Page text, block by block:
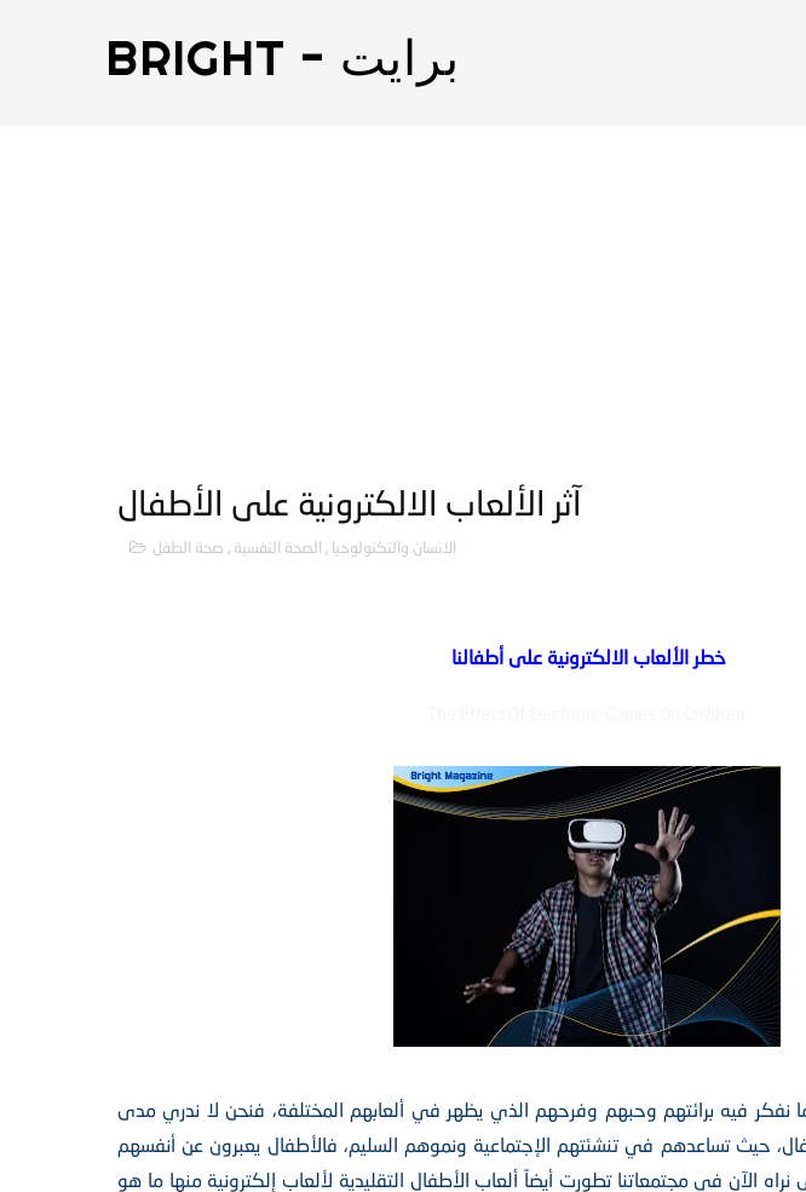
BRIGHT - برايت
آثر الألعاب الالكترونية على الأطفال
الانسان والتكنولوجيا , الصحة النفسية , صحة الطفل
خطر الألعاب الالكترونية على أطفالنا
نفكر فيه برائتهم وحبهم وفرحهم الذي يظهر في ألعابهم المختلفة، فنحن لا ندري مدى
حيث تساعدهم في تنشئتهم الإجتماعية ونموهم السليم، فالأطفال يعبرون عن أنفسهم
الآن في مجتمعاتنا تطورت أيضاً ألعاب الأطفال التقليدية لألعاب إلكترونية منها ما هو